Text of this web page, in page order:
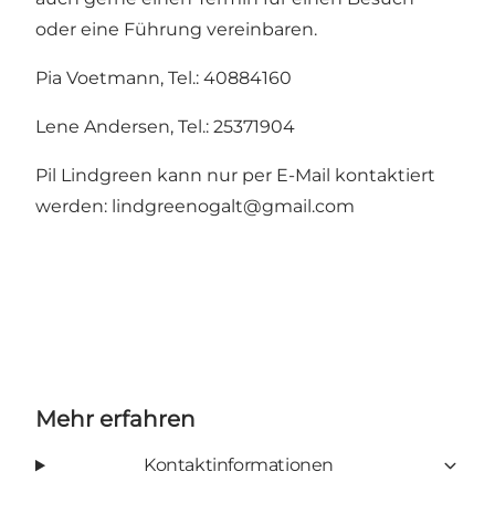
oder eine Führung vereinbaren.
Pia Voetmann, Tel.: 40884160
Lene Andersen, Tel.: 25371904
Pil Lindgreen kann nur per E-Mail kontaktiert
werden: lindgreenogalt@gmail.com
Mehr erfahren
Kontaktinformationen